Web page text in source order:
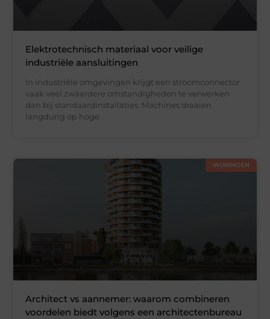
Elektrotechnisch materiaal voor veilige
industriële aansluitingen
In industriële omgevingen krijgt een stroomconnector
vaak veel zwaardere omstandigheden te verwerken
dan bij standaardinstallaties. Machines draaien
langdurig op hoge
WONINGEN
Architect vs aannemer: waarom combineren
voordelen biedt volgens een architectenbureau